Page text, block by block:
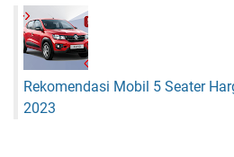
Rekomendasi Mobil 5 Seater
2023